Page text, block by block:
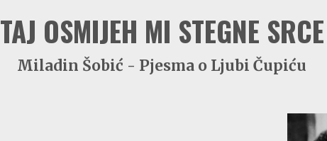
TAJ OSMIJEH MI STEGNE SRCE
Miladin Šobić - Pjesma o Ljubi Čupiću